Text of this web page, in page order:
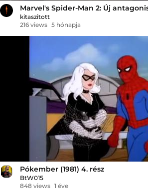
Marvel's Spider-Man 2: Új
kitaszitott
216 views 5 hónapja
Pókember (1981) 4. rész
BtW015
848 views 1 éve